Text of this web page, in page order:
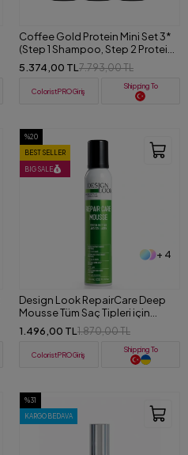
Coffee Gold Protein Mini Set 3*
(Step 1 Shampoo, Step 2 Protein,
Step 3 Mask) 100 ml
5.374,00 TL 7.793,00 TL
ColoristPRO Giriş
Shipping To
%20
BEST SELLER
BIG SALE
+ 4
Design Look RepairCare Deep
Mousse Tüm Saç Tipleri için
Onarıcı Köpük 200 ml
1.496,00 TL 1.870,00 TL
ColoristPRO Giriş
Shipping To
%31
KARGO BEDAVA